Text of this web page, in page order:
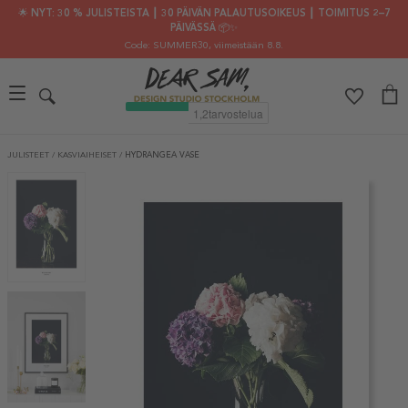
🌟 NYT: 30 % JULISTEISTA ┃ 30 PÄIVÄN PALAUTUSOIKEUS ┃ TOIMITUS 2–7
PÄIVÄSSÄ 📦✨
Code: SUMMER30, viimeistään 8.8.
JULISTEET / KASVIAIHEISET / HYDRANGEA VASE